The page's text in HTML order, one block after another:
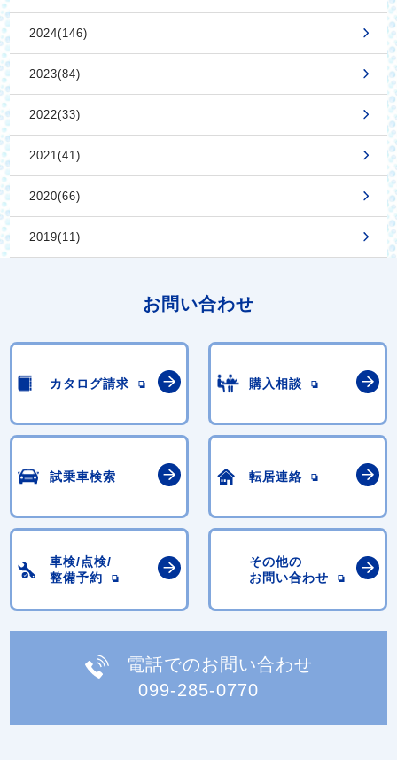
2024(146)
2023(84)
2022(33)
2021(41)
2020(66)
2019(11)
お問い合わせ
カタログ請求 購入相談
試乗車検索 転居連絡
車検/点検/
整備予約
その他の
お問い合わせ
電話でのお問い合わせ
099-285-0770